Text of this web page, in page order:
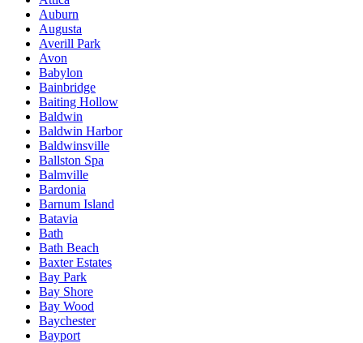
Auburn
Augusta
Averill Park
Avon
Babylon
Bainbridge
Baiting Hollow
Baldwin
Baldwin Harbor
Baldwinsville
Ballston Spa
Balmville
Bardonia
Barnum Island
Batavia
Bath
Bath Beach
Baxter Estates
Bay Park
Bay Shore
Bay Wood
Baychester
Bayport